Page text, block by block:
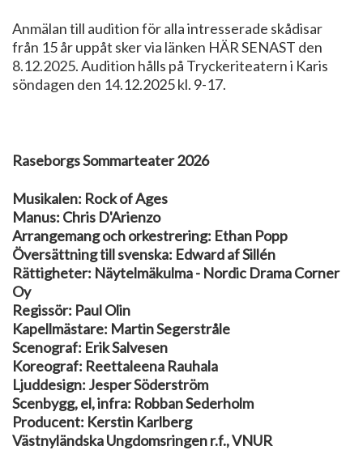
Anmälan till audition för alla intresserade skådisar
från 15 år uppåt sker via länken HÄR SENAST den
8.12.2025. Audition hålls på Tryckeriteatern i Karis
söndagen den 14.12.2025 kl. 9-17.
Raseborgs Sommarteater 2026
Musikalen: Rock of Ages
Manus: Chris D'Arienzo
Arrangemang och orkestrering: Ethan Popp
Översättning till svenska: Edward af Sillén
Rättigheter: Näytelmäkulma - Nordic Drama Corner
Oy
Regissör: Paul Olin
Kapellmästare: Martin Segerstråle
Scenograf: Erik Salvesen
Koreograf: Reettaleena Rauhala
Ljuddesign: Jesper Söderström
Scenbygg, el, infra: Robban Sederholm
Producent: Kerstin Karlberg
Västnyländska Ungdomsringen r.f., VNUR